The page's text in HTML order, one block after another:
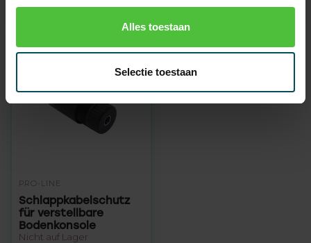
Alles toestaan
Selectie toestaan
4,95 24,95
PRO-LINE
Schlappkabelschutz
für verstellbare
Bodenkonsole
Nicht auf Lager